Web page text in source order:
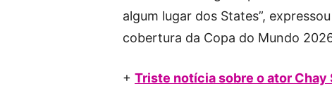
algum lugar dos States”,
cobertura da Copa do Mundo
+ Triste notícia sobre o ator Chay